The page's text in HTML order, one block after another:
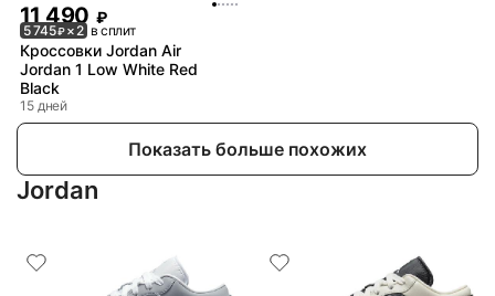
11 490 ₽
5 745₽× 2 в сплит
Кроссовки Jordan Air
Jordan 1 Low White Red
Black
15 дней
Показать больше похожих
Jordan